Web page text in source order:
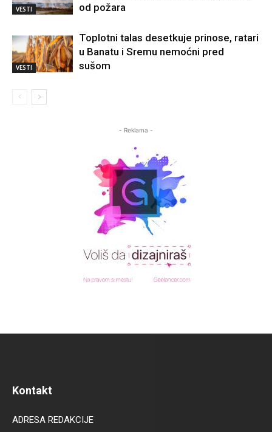
VESTI
od požara
VESTI
Toplotni talas desetkuje prinose, ratari
u Banatu i Sremu nemoćni pred
sušom
- Reklama -
Kontakt
ADRESA REDAKCIJE